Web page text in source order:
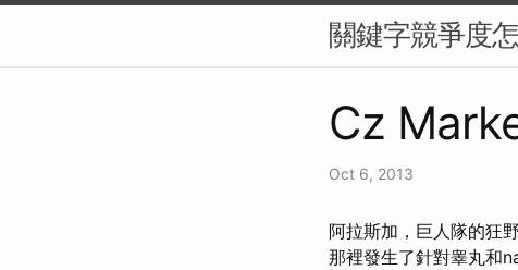
關鍵字競爭度
Cz
Oct 6, 2013
阿拉斯加，巨人隊的狂
那裡發生了針對睾丸和